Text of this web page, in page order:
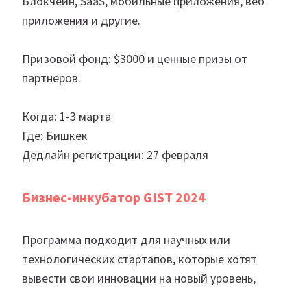
приложения и другие.
Призовой фонд: $3000 и ценные призы от
партнеров.
Когда: 1-3 марта
Где: Бишкек
Дедлайн регистрации: 27 февраля
Бизнес-инкубатор GIST 2024
Программа подходит для научных или
технологических стартапов, которые хотят
вывести свои инновации на новый уровень,